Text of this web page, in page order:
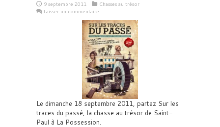
9 septembre 2011
Chasses au trésor
Laisser un commentaire
Le dimanche 18 septembre 2011, partez Sur les
traces du passé, la chasse au trésor de Saint-
Paul à La Possession.